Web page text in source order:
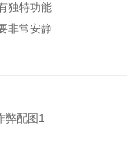
独特功能
非常安静